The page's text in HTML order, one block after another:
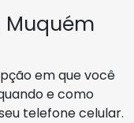
Muquém
em que você
e como
telefone celular.